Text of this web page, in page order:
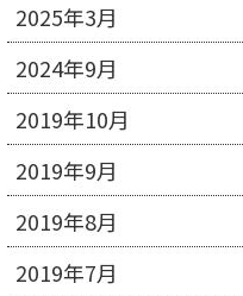
2025年3月
2024年9月
2019年10月
2019年9月
2019年8月
2019年7月